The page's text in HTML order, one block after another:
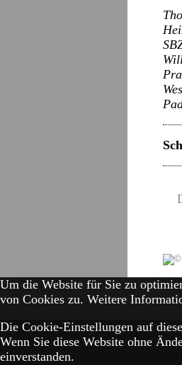
Um die Website für Sie zu
von Cookies zu. Weitere
Die Cookie-Einstellungen auf
Wenn Sie diese Website ohne
einverstanden.